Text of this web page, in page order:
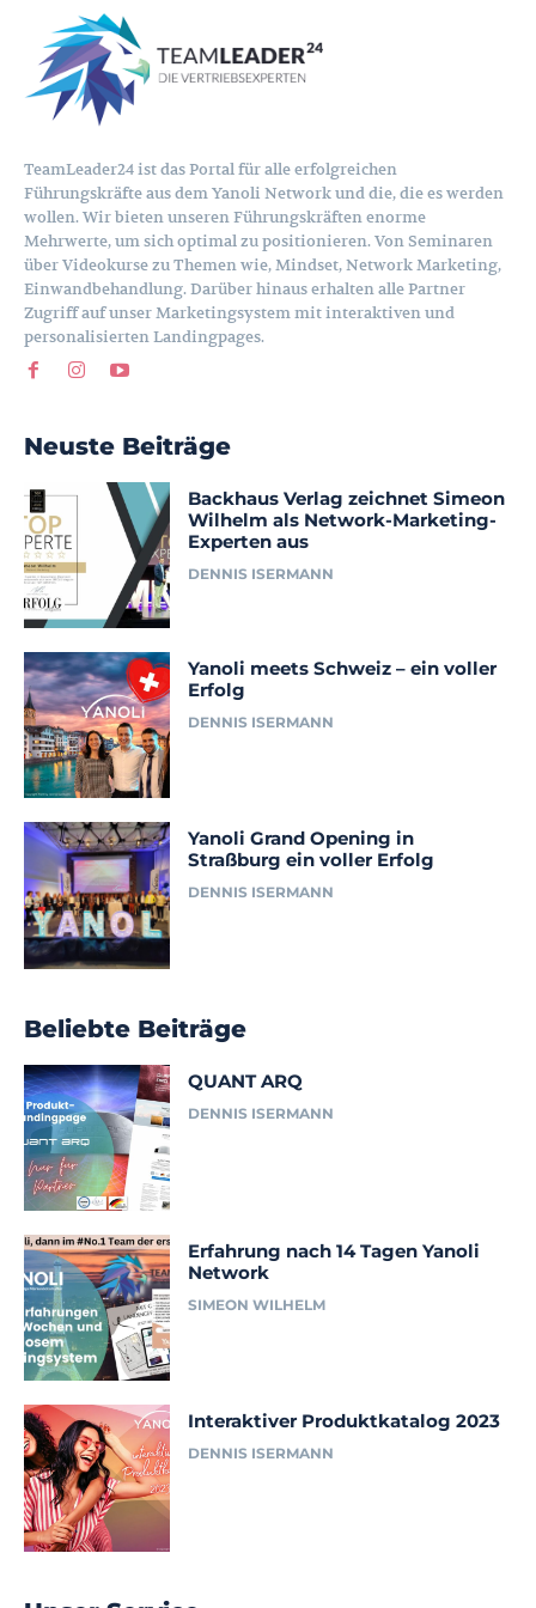
TeamLeader24 ist das Portal für alle erfolgreichen
Führungskräfte aus dem Yanoli Network und die, die es werden
wollen. Wir bieten unseren Führungskräften enorme
Mehrwerte, um sich optimal zu positionieren. Von Seminaren
über Videokurse zu Themen wie, Mindset, Network Marketing,
Einwandbehandlung. Darüber hinaus erhalten alle Partner
Zugriff auf unser Marketingsystem mit interaktiven und
personalisierten Landingpages.
Neuste Beiträge
Backhaus Verlag zeichnet Simeon
Wilhelm als Network-Marketing-
Experten aus
DENNIS ISERMANN
Yanoli meets Schweiz – ein voller
Erfolg
DENNIS ISERMANN
Yanoli Grand Opening in
Straßburg ein voller Erfolg
DENNIS ISERMANN
Beliebte Beiträge
QUANT ARQ
DENNIS ISERMANN
Erfahrung nach 14 Tagen Yanoli
Network
SIMEON WILHELM
Interaktiver Produktkatalog 2023
DENNIS ISERMANN